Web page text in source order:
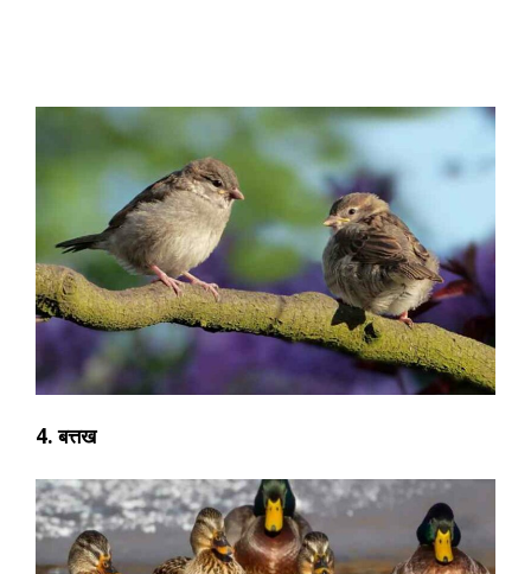
4. बत्तख